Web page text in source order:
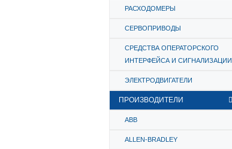
РАСХОДОМЕРЫ
СЕРВОПРИВОДЫ
СРЕДСТВА ОПЕРАТОРСКОГО
ИНТЕРФЕЙСА И СИГНАЛИЗАЦИИ
ЭЛЕКТРОДВИГАТЕЛИ
ПРОИЗВОДИТЕЛИ
ABB
ALLEN-BRADLEY